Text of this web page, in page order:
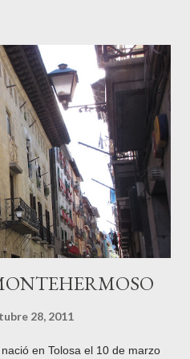
(mercado y ferias,
. Podría autotitularse ahora
de paso, con todos mis
labor de los laureados
de ser una ciudad industrial
peor? El tiempo lo dirá,
que es un caso único y aislado
28, 2011
en Tolosa el 10 de marzo